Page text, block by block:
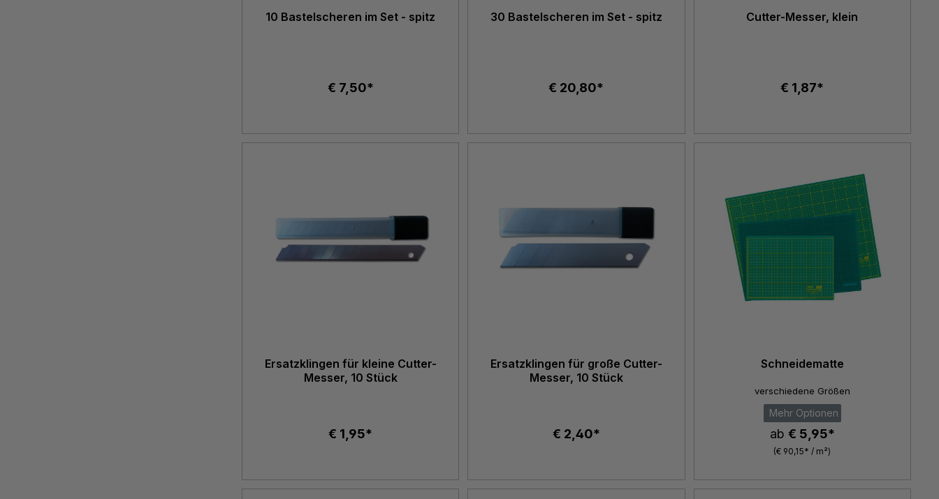
10 Bastelscheren im Set - spitz
€ 7,50*
30 Bastelscheren im Set - spitz
€ 20,80*
Cutter-Messer, klein
€ 1,87*
Ersatzklingen für kleine Cutter-
Messer, 10 Stück
€ 1,95*
Ersatzklingen für große Cutter-
Messer, 10 Stück
€ 2,40*
Schneidematte
verschiedene Größen
Mehr Optionen
ab € 5,95*
(€ 90,15* / m²)